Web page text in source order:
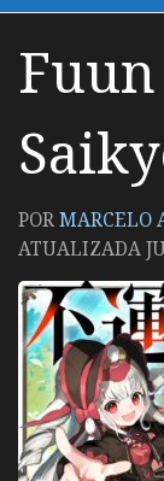
PORMARCELO
ATUALIZADA